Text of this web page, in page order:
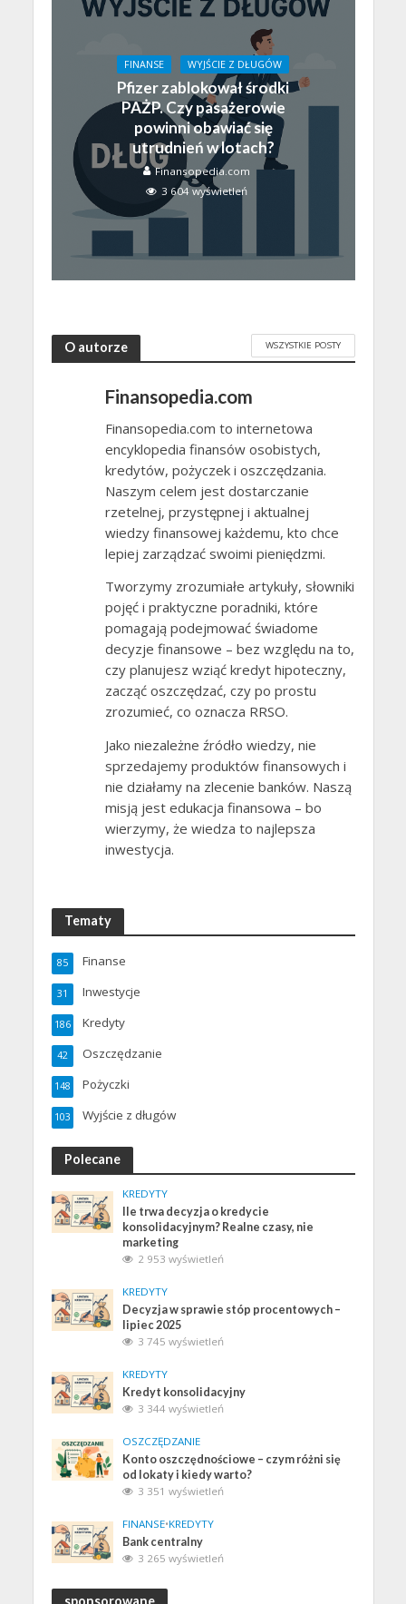
FINANSE WYJŚCIE Z DŁUGÓW
Pfizer zablokował środki
PAŻP. Czy pasażerowie
powinni obawiać się
utrudnień w lotach?
Finansopedia.com
3 604 wyświetleń
O autorze WSZYSTKIE POSTY
Finansopedia.com
Finansopedia.com to internetowa
encyklopedia finansów osobistych,
kredytów, pożyczek i oszczędzania.
Naszym celem jest dostarczanie
rzetelnej, przystępnej i aktualnej
wiedzy finansowej każdemu, kto chce
lepiej zarządzać swoimi pieniędzmi.
Tworzymy zrozumiałe artykuły, słowniki
pojęć i praktyczne poradniki, które
pomagają podejmować świadome
decyzje finansowe – bez względu na to,
czy planujesz wziąć kredyt hipoteczny,
zacząć oszczędzać, czy po prostu
zrozumieć, co oznacza RRSO.
Jako niezależne źródło wiedzy, nie
sprzedajemy produktów finansowych i
nie działamy na zlecenie banków. Naszą
misją jest edukacja finansowa – bo
wierzymy, że wiedza to najlepsza
inwestycja.
Tematy
Finanse
85
Inwestycje
31
Kredyty
186
Oszczędzanie
42
Pożyczki
148
Wyjście z długów
103
Polecane
KREDYTY
Ile trwa decyzja o kredycie
konsolidacyjnym? Realne czasy, nie
marketing
2 953 wyświetleń
KREDYTY
Decyzja w sprawie stóp procentowych –
lipiec 2025
3 745 wyświetleń
KREDYTY
Kredyt konsolidacyjny
3 344 wyświetleń
OSZCZĘDZANIE
Konto oszczędnościowe – czym różni się
od lokaty i kiedy warto?
3 351 wyświetleń
FINANSE•KREDYTY
Bank centralny
3 265 wyświetleń
sponsorowane